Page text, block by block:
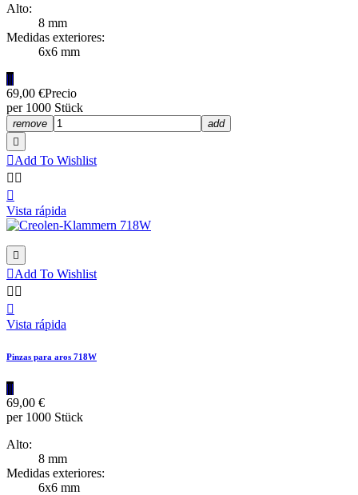
Alto:
8 mm
Medidas exteriores:
6x6 mm
|||
69,00 €Precio
per 1000 Stück
remove
add

Add To Wishlist
 

Vista rápida

Add To Wishlist
 

Vista rápida
Pinzas para aros 718W
|||
69,00 €
per 1000 Stück
Alto:
8 mm
Medidas exteriores:
6x6 mm